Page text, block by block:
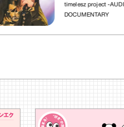
timelesz project -AUDITION-
DOCUMENTARY